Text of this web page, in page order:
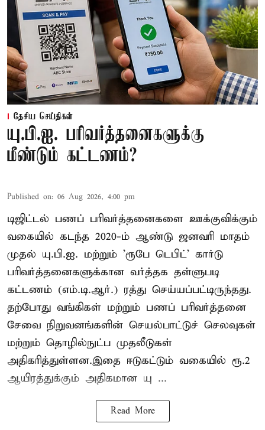
தேசிய செய்திகள்
யு.பி.ஐ. பரிவர்த்தனைகளுக்கு
மீண்டும் கட்டணம்?
Published on: 06 Aug 2026, 4:00 pm
டிஜிட்டல் பணப் பரிவர்த்தனைகளை ஊக்குவிக்கும்
வகையில் கடந்த 2020-ம் ஆண்டு ஜனவரி மாதம்
முதல் யு.பி.ஐ. மற்றும் 'ரூபே டெபிட்' கார்டு
பரிவர்த்தனைகளுக்கான வர்த்தக தள்ளுபடி
கட்டணம் (எம்.டி.ஆர்.) ரத்து செய்யப்பட்டிருந்தது.
தற்போது வங்கிகள் மற்றும் பணப் பரிவர்த்தனை
சேவை நிறுவனங்களின் செயல்பாட்டுச் செலவுகள்
மற்றும் தொழில்நுட்ப முதலீடுகள்
அதிகரித்துள்ளன.இதை ஈடுகட்டும் வகையில் ரூ.2
ஆயிரத்துக்கும் அதிகமான யு ...
Read More